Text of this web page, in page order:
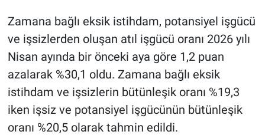
Zamana bağlı eksik istihdam, potansiyel işgücü
ve işsizlerden oluşan atıl işgücü oranı 2026 yılı
Nisan ayında bir önceki aya göre 1,2 puan
azalarak %30,1 oldu. Zamana bağlı eksik
istihdam ve işsizlerin bütünleşik oranı %19,3
iken işsiz ve potansiyel işgücünün bütünleşik
oranı %20,5 olarak tahmin edildi.